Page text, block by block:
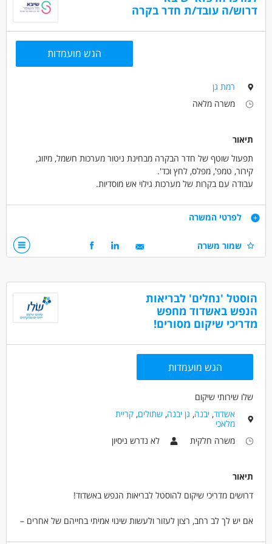
דרוש/ה עובד/ת חדר בקרה
הגש מועמדות
רמת גן
משרה מלאה
תיאור
תפעול שוטף של חדר הבקרה מבחינת ניטור מערכות חשמל, מיזוג,
קירור, טמפ', מפלס, לחץ וכד'.
עבודה עם בקרות של מערכות גילוי אש מוסדיות.
פתרונות לבעיות טכניות.
ריכוז תקלות של מערכות הבקרה השונות ומעקב אחר הטיפול בהן.
שליטה ותיעוד של מידע טכני חיוני וניהול אירועי פתע בשגרה ובחירום.
דרישות
טכנאי/ת או הנדסאי/ת במקצועות החשמל/מכונות/בקרה ואוטומציה-
ידיעת השפה העברית על בוריה.
יכולת עבודה בצוות ויחסי אנוש טובים.
דרושים בתחום
חשמל - טכנאי/ת /הנדסאי/ת חשמל
חשמל - עוזר/ת חשמלאי
מאפייני משרה
עבודה בלילה
כולל שישי
עבודה ממשלתית
משרה מלאה
לפרטי המשרה
שמור משרה
הוסטל 'נחלים' לבריאות
הנפש באשדוד מחפש
מדריכי שיקום מסורים!
הגש מועמדות
שלו שירותי שיקום
אשדוד,יבנה, גן יבנה,שתולים,קריית
מלאכי
משרה חלקית
לא נדרש ניסיון
תיאור
דרושים מדריכי שיקום להוסטל לבריאות הנפש באשדוד!
אם יש לך לב רחב, רצון לעזור ולעשות שינוי אמיתי בחייהם של אחרים –